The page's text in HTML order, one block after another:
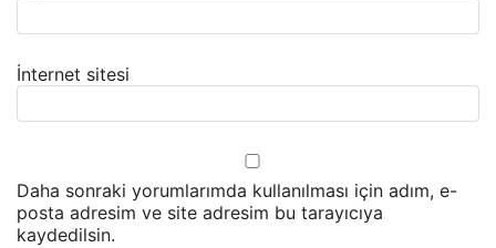
İnternet sitesi
Daha sonraki yorumlarımda kullanılması için adım, e-
posta adresim ve site adresim bu tarayıcıya
kaydedilsin.